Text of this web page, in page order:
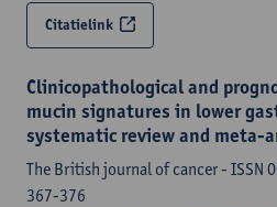
Citatielink
Clinicopathological and
mucin signatures in lower
systematic review and meta-
The British journal of cancer -
367-376